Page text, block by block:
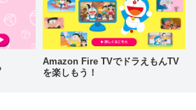
Amazon Fire TVでドラえもんTV
を楽しもう！